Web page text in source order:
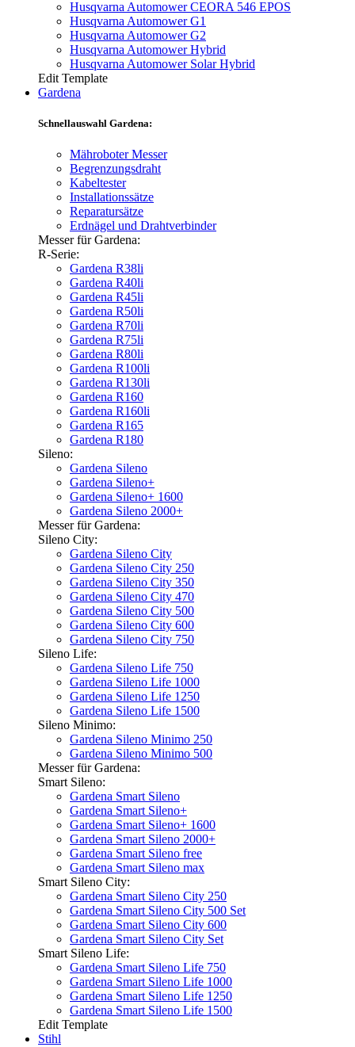
Husqvarna Automower CEORA 546 EPOS
Husqvarna Automower G1
Husqvarna Automower G2
Husqvarna Automower Hybrid
Husqvarna Automower Solar Hybrid
Edit Template
Gardena
Schnellauswahl Gardena:
Mähroboter Messer
Begrenzungsdraht
Kabeltester
Installationssätze
Reparatursätze
Erdnägel und Drahtverbinder
Messer für Gardena:
R-Serie:
Gardena R38li
Gardena R40li
Gardena R45li
Gardena R50li
Gardena R70li
Gardena R75li
Gardena R80li
Gardena R100li
Gardena R130li
Gardena R160
Gardena R160li
Gardena R165
Gardena R180
Sileno:
Gardena Sileno
Gardena Sileno+
Gardena Sileno+ 1600
Gardena Sileno 2000+
Messer für Gardena:
Sileno City:
Gardena Sileno City
Gardena Sileno City 250
Gardena Sileno City 350
Gardena Sileno City 470
Gardena Sileno City 500
Gardena Sileno City 600
Gardena Sileno City 750
Sileno Life:
Gardena Sileno Life 750
Gardena Sileno Life 1000
Gardena Sileno Life 1250
Gardena Sileno Life 1500
Sileno Minimo:
Gardena Sileno Minimo 250
Gardena Sileno Minimo 500
Messer für Gardena:
Smart Sileno:
Gardena Smart Sileno
Gardena Smart Sileno+
Gardena Smart Sileno+ 1600
Gardena Smart Sileno 2000+
Gardena Smart Sileno free
Gardena Smart Sileno max
Smart Sileno City:
Gardena Smart Sileno City 250
Gardena Smart Sileno City 500 Set
Gardena Smart Sileno City 600
Gardena Smart Sileno City Set
Smart Sileno Life:
Gardena Smart Sileno Life 750
Gardena Smart Sileno Life 1000
Gardena Smart Sileno Life 1250
Gardena Smart Sileno Life 1500
Edit Template
Stihl